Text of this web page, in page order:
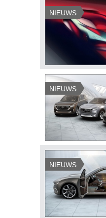
NIEUWS
NIEUWS
NIEUWS
5 FOTO'S